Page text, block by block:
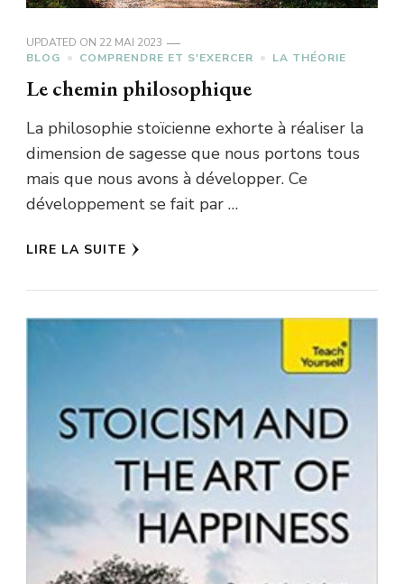
UPDATED ON 22 MAI 2023
BLOG
COMPRENDRE ET S'EXERCER LA THÉORIE
Le chemin philosophique
La philosophie stoïcienne exhorte à réaliser la
dimension de sagesse que nous portons tous
mais que nous avons à développer. Ce
développement se fait par …
LIRE LA SUITE